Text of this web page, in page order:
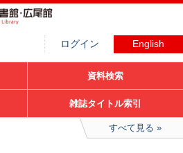
ログイン English
資料検索
雑誌タイトル索引
すべて見る